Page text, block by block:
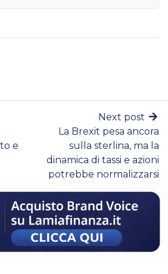
e
Next post
La Brexit pesa ancora
sulla sterlina, ma la
dinamica di tassi e azioni
potrebbe normalizzarsi